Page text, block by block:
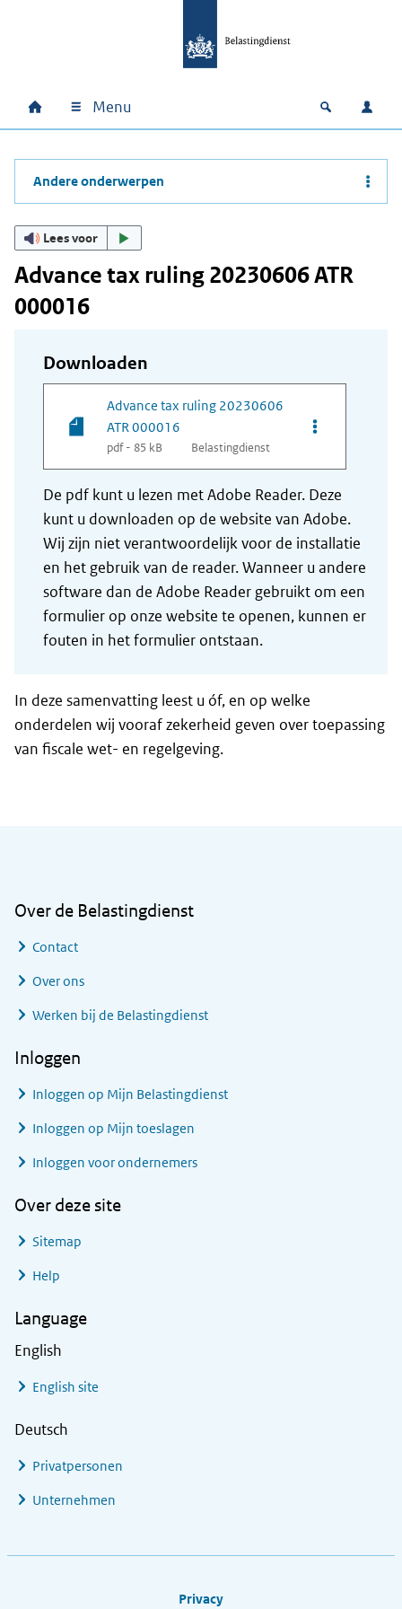
Hoofdnavigatie
Home Menu Open
Andere onderwerpen
Lees voor
Advance tax ruling 20230606 ATR
000016
Downloaden
Advance tax ruling 20230606
ATR 000016
pdf - 85 kB Belastingdienst
Opties van
De pdf kunt u lezen met Adobe Reader. Deze
kunt u downloaden op de website van Adobe.
Wij zijn niet verantwoordelijk voor de installatie
en het gebruik van de reader. Wanneer u andere
software dan de Adobe Reader gebruikt om een
formulier op onze website te openen, kunnen er
fouten in het formulier ontstaan.
In deze samenvatting leest u óf, en op welke
onderdelen wij vooraf zekerheid geven over toepassing
van fiscale wet- en regelgeving.
Over de Belastingdienst
Contact
Over ons
Werken bij de Belastingdienst
Inloggen
Inloggen op Mijn Belastingdienst
Inloggen op Mijn toeslagen
Inloggen voor ondernemers
Over deze site
Sitemap
Help
Language
English
English site
Deutsch
Privatpersonen
Unternehmen
Privacy